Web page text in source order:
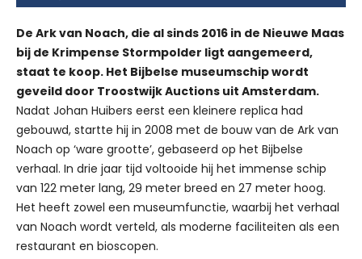
De Ark van Noach, die al sinds 2016 in de Nieuwe Maas
bij de Krimpense Stormpolder ligt aangemeerd,
staat te koop. Het Bijbelse museumschip wordt
geveild door Troostwijk Auctions uit Amsterdam.
Nadat Johan Huibers eerst een kleinere replica had
gebouwd, startte hij in 2008 met de bouw van de Ark van
Noach op ‘ware grootte’, gebaseerd op het Bijbelse
verhaal. In drie jaar tijd voltooide hij het immense schip
van 122 meter lang, 29 meter breed en 27 meter hoog.
Het heeft zowel een museumfunctie, waarbij het verhaal
van Noach wordt verteld, als moderne faciliteiten als een
restaurant en bioscopen.